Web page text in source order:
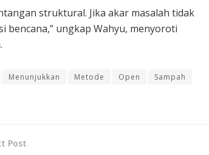
struktural. Jika akar masalah tidak
ungkap Wahyu, menyoroti
Menunjukkan Metode Open
Sampah
Post